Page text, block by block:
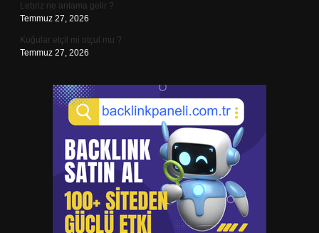
Lebriz ne anlama gelir ?
Temmuz 27, 2026
Kuğular etçil mi otçul mu ?
Temmuz 27, 2026